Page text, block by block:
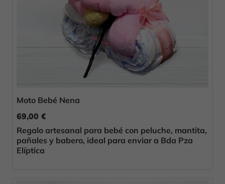
Moto Bebé Nena
69,00 €
Regalo artesanal para bebé con peluche, mantita,
pañales y babero, ideal para enviar a Bda Pza
Elíptica